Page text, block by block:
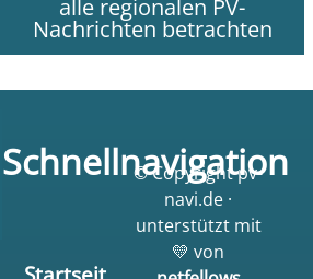
alle regionalen PV-
Nachrichten betrachten
Schnellnavigation
© Copyright pv-
navi.de ·
unterstützt mit
💛 von